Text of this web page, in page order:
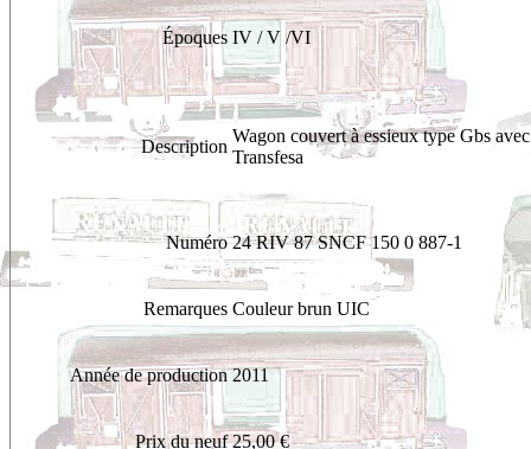
Époques IV / V /VI
Description
Wagon couvert à essieux type Gbs
Transfesa
Numéro 24 RIV 87 SNCF 150 0 887-1
Remarques Couleur brun UIC
Année de production 2011
Prix du neuf 25,00 €